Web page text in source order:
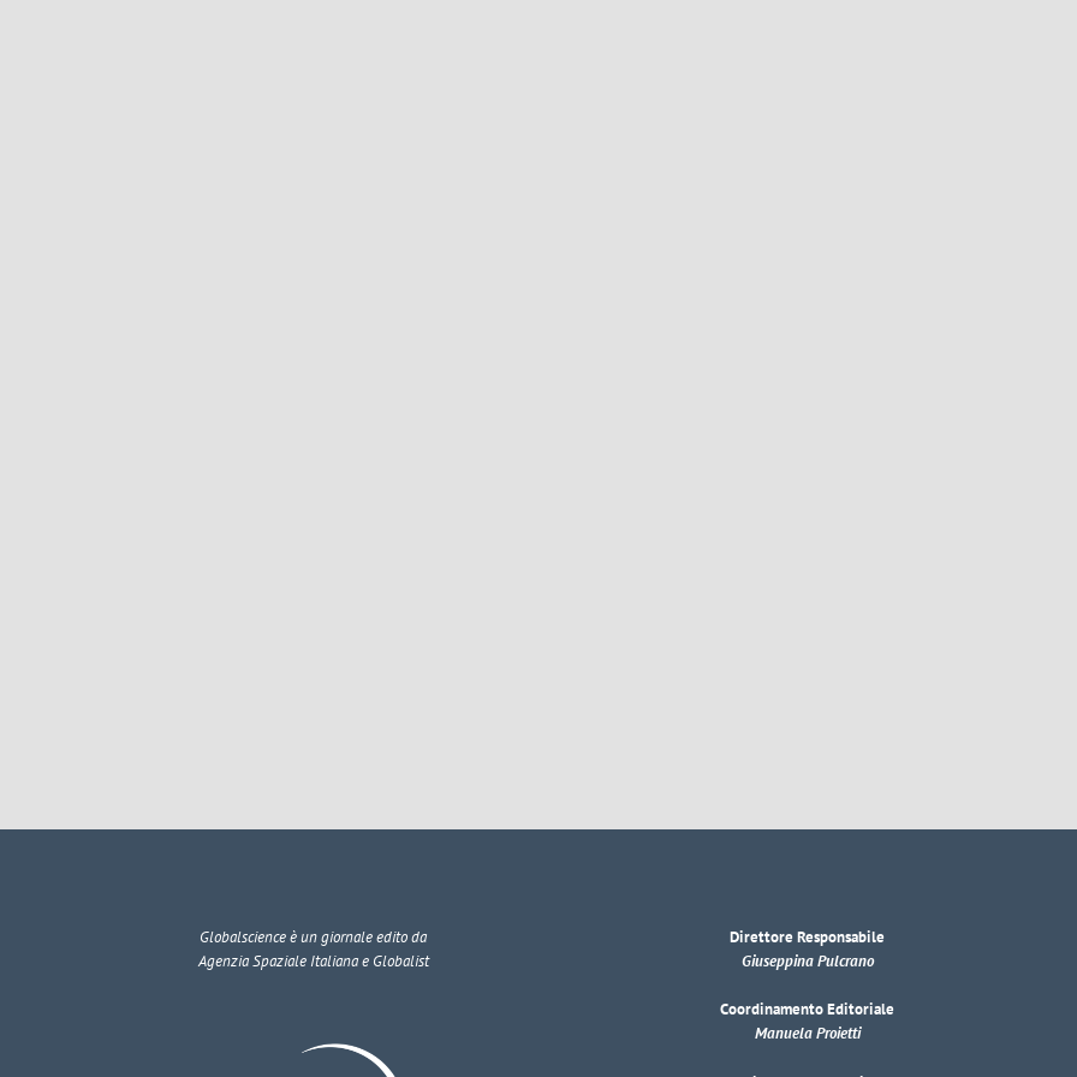
Globalscienceè un giornale edito da
Agenzia Spaziale Italiana e Globalist
Direttore Responsabile
Giuseppina Pulcrano
Coordinamento Editoriale
Manuela Proietti